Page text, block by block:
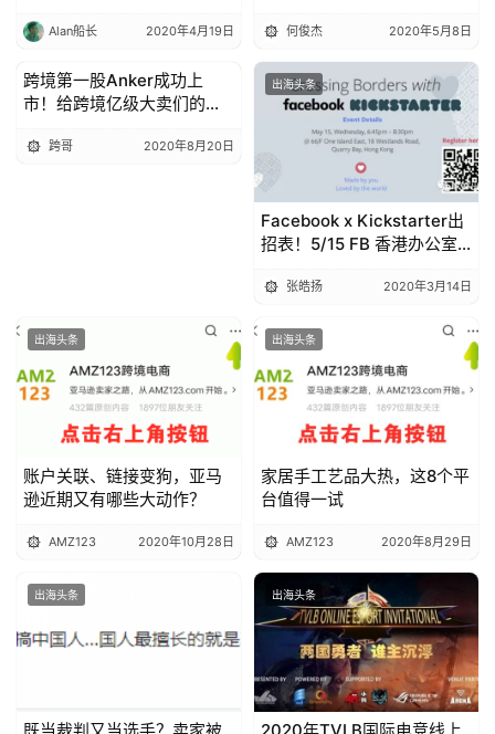
Alan船长 2020年4月19日 何俊杰 2020年5月8日
出海头条
跨境第一股Anker成功上
市！给跨境亿级大卖们的启
跨哥 2020年8月20日
出海头条
Facebook x Kickstarter出
招表！5/15 FB 香港办公室
张皓扬 2020年3月14日
出海头条
账户关联、链接变狗，亚马
逊近期又有哪些大动作？
AMZ123 2020年10月28日
出海头条
家居手工艺品大热，这8个平
台值得一试
AMZ123 2020年8月29日
出海头条 出海头条